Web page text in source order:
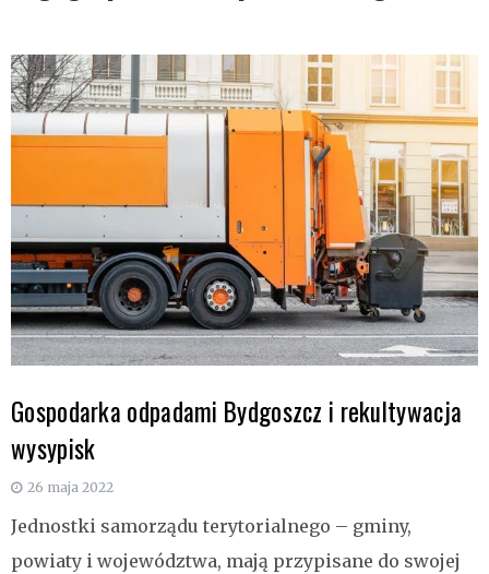
Gospodarka odpadami Bydgoszcz i rekultywacja
wysypisk
26 maja 2022
Jednostki samorządu terytorialnego – gminy,
powiaty i województwa, mają przypisane do swojej